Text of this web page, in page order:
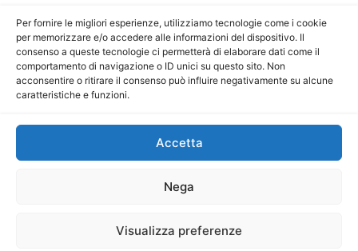
Per fornire le migliori esperienze, utilizziamo tecnologie come i cookie
per memorizzare e/o accedere alle informazioni del dispositivo. Il
consenso a queste tecnologie ci permetterà di elaborare dati come il
comportamento di navigazione o ID unici su questo sito. Non
acconsentire o ritirare il consenso può influire negativamente su alcune
caratteristiche e funzioni.
Accetta
Nega
Visualizza preferenze
Direttore Editoriale: Maurizio Scaglione
Direttore Responsabile: Maria Calabrese
P.IVA: 06334930820
Mercurio Comunicazione Società Cooperativa a r.l. è
iscritta al Registro degli Operatori di Comunicazione al
Sito gestito daLa Digitale srl–info@ladigitale.it